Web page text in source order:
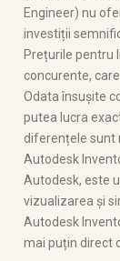
Engineer) nu
investiții
Prețurile pentru
concurente,
Odata însușite
putea lucra
diferențele sunt
Autodesk
Autodesk, este
vizualizarea și
Autodesk
mai puțin direct